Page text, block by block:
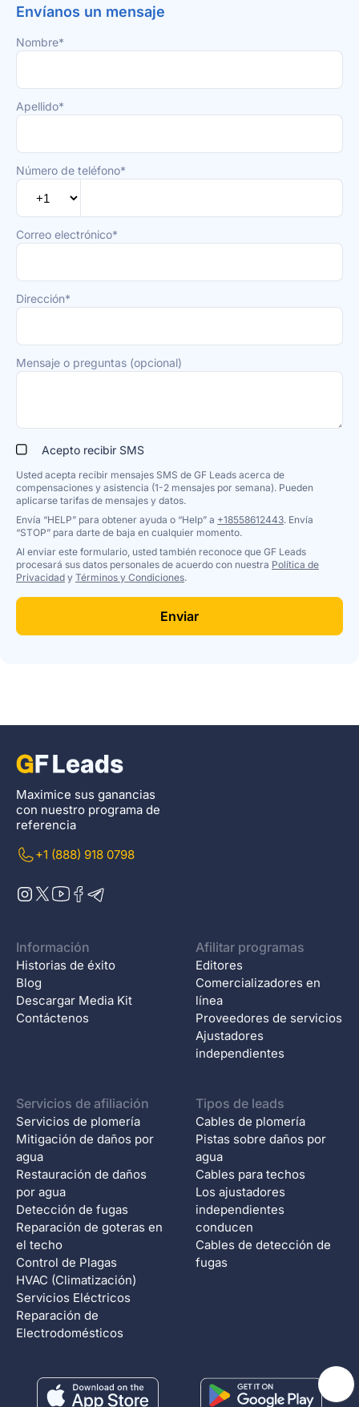
Envíanos un mensaje
Nombre*
Apellido*
Número de teléfono*
Correo electrónico*
Dirección*
Mensaje o preguntas (opcional)
Acepto recibir SMS
Usted acepta recibir mensajes SMS de GF Leads acerca de
compensaciones y asistencia (1-2 mensajes por semana). Pueden
aplicarse tarifas de mensajes y datos.
Envía “HELP” para obtener ayuda o “Help” a +18558612443. Envía
“STOP” para darte de baja en cualquier momento.
Al enviar este formulario, usted también reconoce que GF Leads
procesará sus datos personales de acuerdo con nuestra Política de
Privacidad y Términos y Condiciones.
Enviar
Maximice sus ganancias
con nuestro programa de
referencia
+1 (888) 918 0798
Información
Historias de éxito
Blog
Descargar Media Kit
Contáctenos
Afilitar programas
Editores
Comercializadores en
línea
Proveedores de servicios
Ajustadores
independientes
Servicios de afiliación
Servicios de plomería
Mitigación de daños por
agua
Restauración de daños
por agua
Detección de fugas
Reparación de goteras en
el techo
Control de Plagas
HVAC (Climatización)
Servicios Eléctricos
Reparación de
Electrodomésticos
Tipos de leads
Cables de plomería
Pistas sobre daños por
agua
Cables para techos
Los ajustadores
independientes
conducen
Cables de detección de
fugas